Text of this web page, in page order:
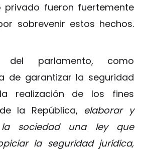
privado fueron fuertemente
sobrevenir estos hechos.
del parlamento, como
de garantizar la seguridad
realización de los fines
la República, elaborar y
sociedad una ley que
la seguridad jurídica,